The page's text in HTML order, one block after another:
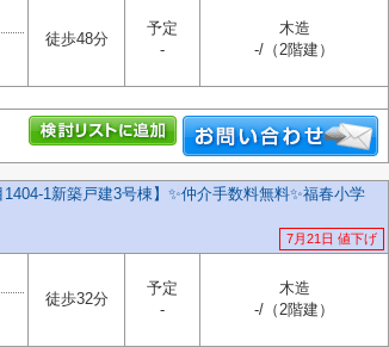
徒歩48分
予定
-
木造
-/（2階建）
1404-1新築戸建3号棟】✨️仲介手数料無料✨️福春小学
7月21日 値下げ
徒歩32分
予定
-
木造
-/（2階建）